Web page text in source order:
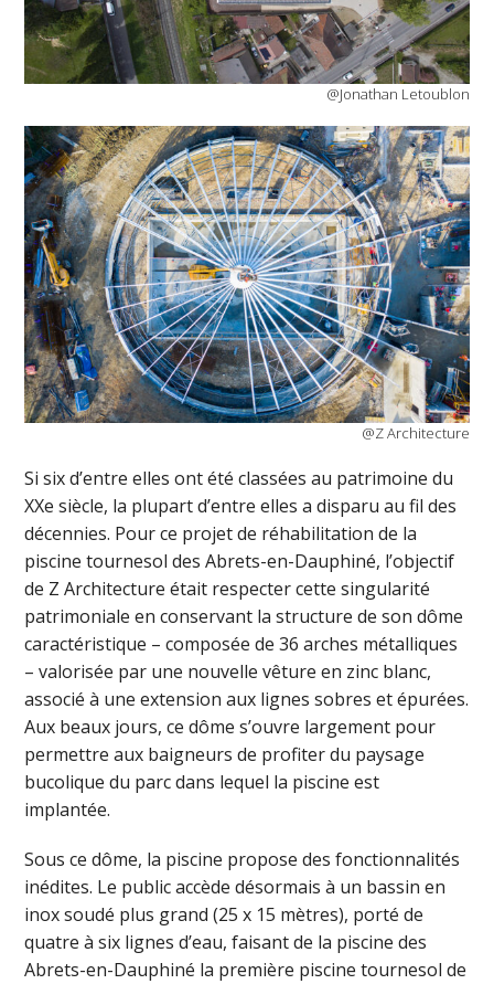
@Jonathan Letoublon
@Z Architecture
Si six d’entre elles ont été classées au patrimoine du
XXe siècle, la plupart d’entre elles a disparu au fil des
décennies. Pour ce projet de réhabilitation de la
piscine tournesol des Abrets-en-Dauphiné, l’objectif
de Z Architecture était respecter cette singularité
patrimoniale en conservant la structure de son dôme
caractéristique – composée de 36 arches métalliques
– valorisée par une nouvelle vêture en zinc blanc,
associé à une extension aux lignes sobres et épurées.
Aux beaux jours, ce dôme s’ouvre largement pour
permettre aux baigneurs de profiter du paysage
bucolique du parc dans lequel la piscine est
implantée.
Sous ce dôme, la piscine propose des fonctionnalités
inédites. Le public accède désormais à un bassin en
inox soudé plus grand (25 x 15 mètres), porté de
quatre à six lignes d’eau, faisant de la piscine des
Abrets-en-Dauphiné la première piscine tournesol de